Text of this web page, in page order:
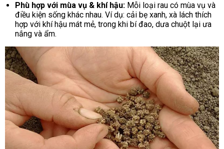
Phù hợp với mùa vụ & khí hậu: Mỗi loại rau có mùa vụ và
điều kiện sống khác nhau. Ví dụ: cải bẹ xanh, xà lách thích
hợp với khí hậu mát mẻ, trong khi bí đao, dưa chuột lại ưa
nắng và ẩm.